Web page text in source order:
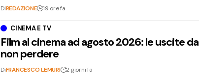
DiREDAZIONE 19 ore fa
CINEMA E TV
Film al cinema ad agosto 2026: le uscite da
non perdere
DiFRANCESCO LEMURI 2 giorni fa